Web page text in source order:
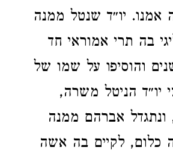
אמנו. יו״ד שנטל ממנה
בה תרי אמוראי חד
והוסיפו על שמו של
הניטל משרה,
אברהם ממנה
כלום, לקיים בה אשה